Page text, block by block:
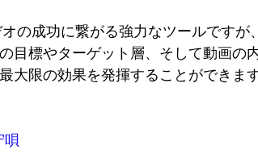
の成功に繋がる強力なツールですが
目標やターゲット層、そして動画の
大限の効果を発揮することができます
唄